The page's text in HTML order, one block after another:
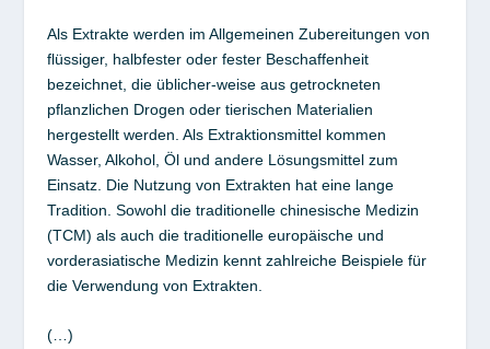
Als Extrakte werden im Allgemeinen Zubereitungen von
flüssiger, halbfester oder fester Beschaffenheit
bezeichnet, die üblicher-weise aus getrockneten
pflanzlichen Drogen oder tierischen Materialien
hergestellt werden. Als Extraktionsmittel kommen
Wasser, Alkohol, Öl und andere Lösungsmittel zum
Einsatz. Die Nutzung von Extrakten hat eine lange
Tradition. Sowohl die traditionelle chinesische Medizin
(TCM) als auch die traditionelle europäische und
vorderasiatische Medizin kennt zahlreiche Beispiele für
die Verwendung von Extrakten.
(…)